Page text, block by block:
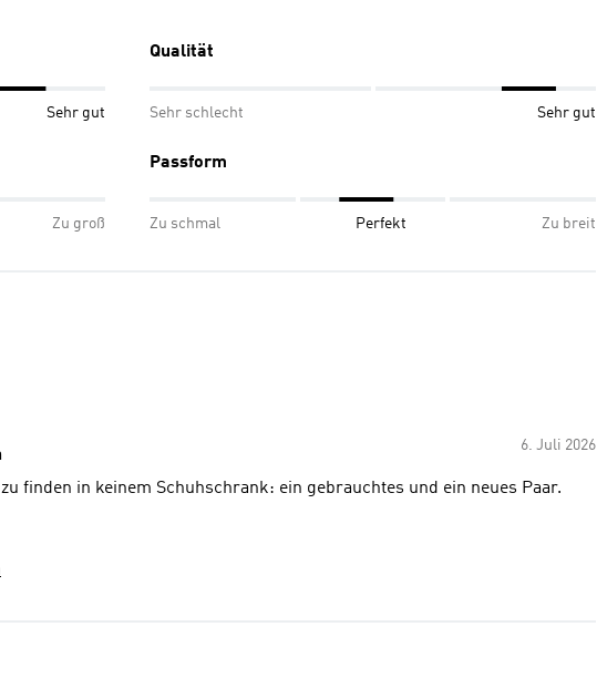
Sehr gut
Qualität
Sehr schlecht Sehr gut
Zu groß
Passform
Zu schmal Perfekt Zu breit
6. Juli 2026
finden in keinem Schuhschrank: ein gebrauchtes und ein neues Paar.